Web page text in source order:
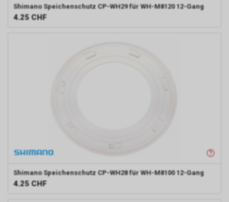
Shimano Speichenschutz CP-WH29 für WH-M8120 12-Gang
4.25 CHF
Shimano Speichenschutz CP-WH28 für WH-M8100 12-Gang
4.25 CHF